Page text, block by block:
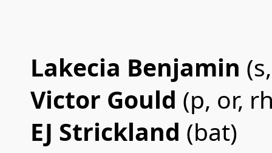
Lakecia Benjamin
Victor Gould (p, or,
EJ Strickland (bat)